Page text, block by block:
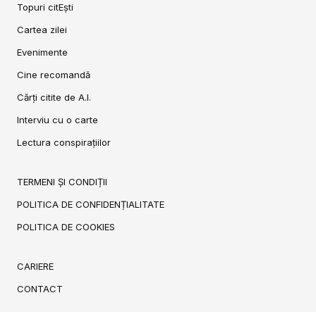
Topuri citEști
Cartea zilei
Evenimente
Cine recomandă
Cărți citite de A.I.
Interviu cu o carte
Lectura conspirațiilor
TERMENI ȘI CONDIȚII
POLITICA DE CONFIDENȚIALITATE
POLITICA DE COOKIES
CARIERE
CONTACT